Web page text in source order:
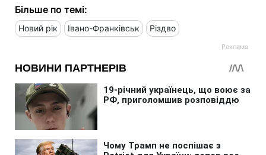
Більше по темі:
Новий рік Івано-Франківськ Різдво